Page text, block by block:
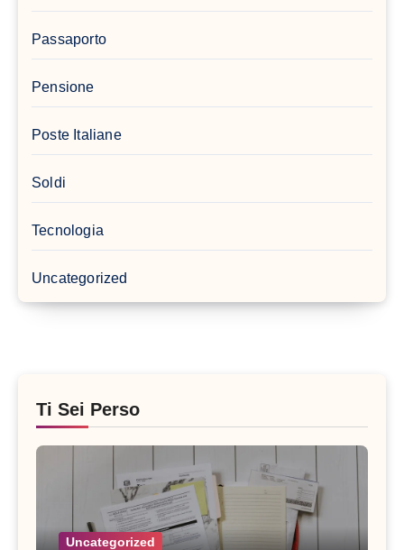
Passaporto
Pensione
Poste Italiane
Soldi
Tecnologia
Uncategorized
Ti Sei Perso
Uncategorized